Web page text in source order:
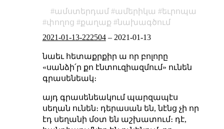
ամստերդամ ամերիկա
եւրոպա
փողոց
քաղաք
նախագծում
2021-01-13-222504– 2021-01-13
նաեւ հետաքրքիր ա որ բոլորը
«սանձի՛ր քո էնտուզիազմում» ունեն
գրասենեակ։
այդ գրասենեակում պարզապէս
սեղան ունեն։ դերասան են, նէնց չի որ
էդ սեղանի մօտ են աշխատում։ դէ,